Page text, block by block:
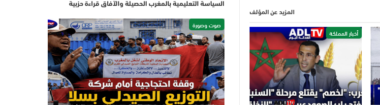
المزيد عن المؤلف
أخبار المملكة
السياسة التعليمية بالمغرب الحصيلة والآفاق قراءة حزبية
صوت وصورة